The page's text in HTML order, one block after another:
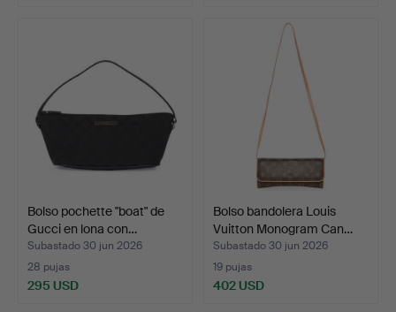
Bolso pochette "boat" de
Gucci en lona con…
Subastado 30 jun 2026
28 pujas
295 USD
Bolso bandolera Louis
Vuitton Monogram Can…
Subastado 30 jun 2026
19 pujas
402 USD